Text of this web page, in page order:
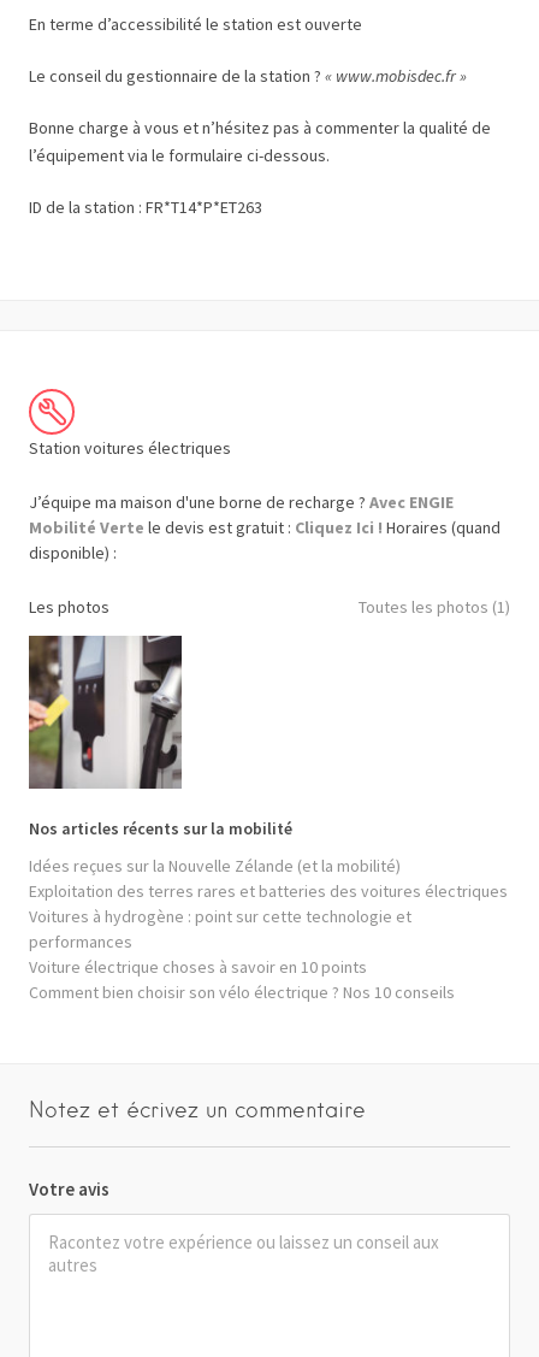
En terme d’accessibilité le station est ouverte
Le conseil du gestionnaire de la station ? « www.mobisdec.fr »
Bonne charge à vous et n’hésitez pas à commenter la qualité de
l’équipement via le formulaire ci-dessous.
ID de la station : FR*T14*P*ET263
Station voitures électriques
J’équipe ma maison d'une borne de recharge ? Avec ENGIE
Mobilité Verte le devis est gratuit : Cliquez Ici ! Horaires (quand
disponible) :
Les photos Toutes les photos (1)
Nos articles récents sur la mobilité
Idées reçues sur la Nouvelle Zélande (et la mobilité)
Exploitation des terres rares et batteries des voitures électriques
Voitures à hydrogène : point sur cette technologie et
performances
Voiture électrique choses à savoir en 10 points
Comment bien choisir son vélo électrique ? Nos 10 conseils
Notez et écrivez un commentaire
Votre avis